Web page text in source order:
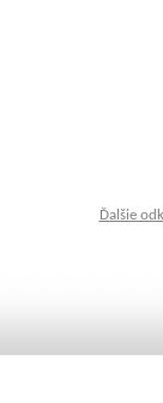
Ďalšie